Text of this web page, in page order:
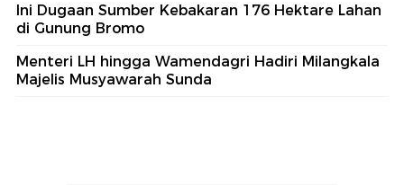
Ini Dugaan Sumber Kebakaran 176 Hektare Lahan
di Gunung Bromo
Menteri LH hingga Wamendagri Hadiri Milangkala
Majelis Musyawarah Sunda